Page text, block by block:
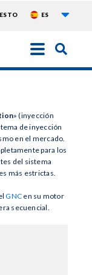
ES
» (inyección
de inyección
en el mercado.
para los
del sistema
más estrictas.
GNC en su motor
secuencial.